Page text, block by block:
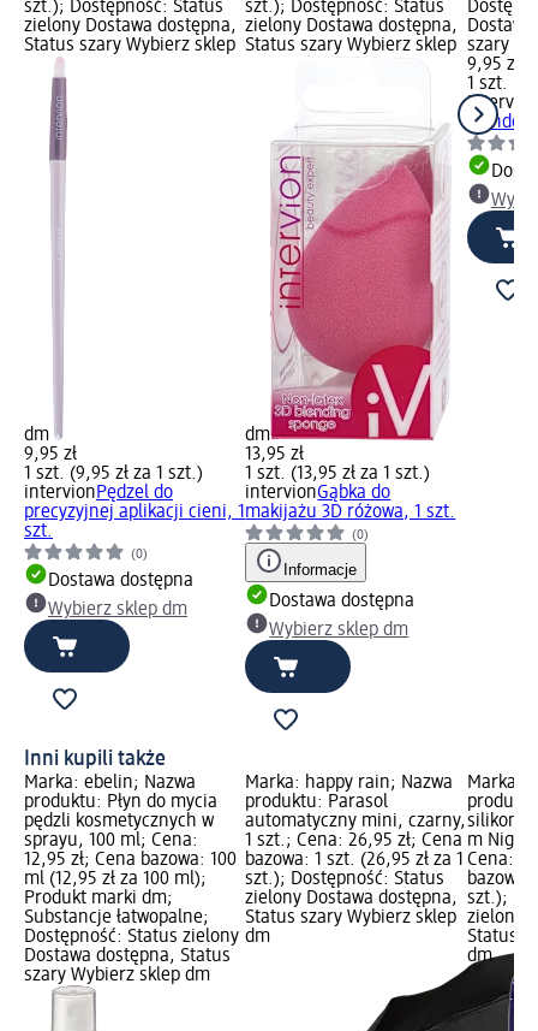
szt.); Dostępność: Status
zielony Dostawa dostępna,
Status szary Wybierz sklep
dm
9,95 zł
1 szt. (9,95 zł za 1 szt.)
intervionPędzel do
precyzyjnej aplikacji cieni, 1
szt.
(0)
Dostawa dostępna
Wybierz sklep dm
szt.); Dostępność: Status
zielony Dostawa dostępna,
Status szary Wybierz sklep
dm
13,95 zł
1 szt. (13,95 zł za 1 szt.)
intervionGąbka do
makijażu 3D różowa, 1 szt.
(0)
Informacje
Dostawa dostępna
Wybierz sklep dm
szary
9,95 zł
1 szt.
intervion
Inni kupili także
Marka: ebelin; Nazwa
produktu: Płyn do mycia
pędzli kosmetycznych w
sprayu, 100 ml; Cena:
12,95 zł; Cena bazowa: 100
ml (12,95 zł za 100 ml);
Produkt marki dm;
Substancje łatwopalne;
Dostępność: Status zielony
Dostawa dostępna, Status
szary Wybierz sklep dm
Marka: happy rain; Nazwa
produktu: Parasol
automatyczny mini, czarny,
1 szt.; Cena: 26,95 zł; Cena
bazowa: 1 szt. (26,95 zł za 1
szt.); Dostępność: Status
zielony Dostawa dostępna,
Status szary Wybierz sklep
dm
Marka:
m Night
Cena:
bazowa:
szt.);
zielony
Status
dm